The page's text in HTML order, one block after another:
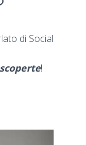
di Social
scoperte!